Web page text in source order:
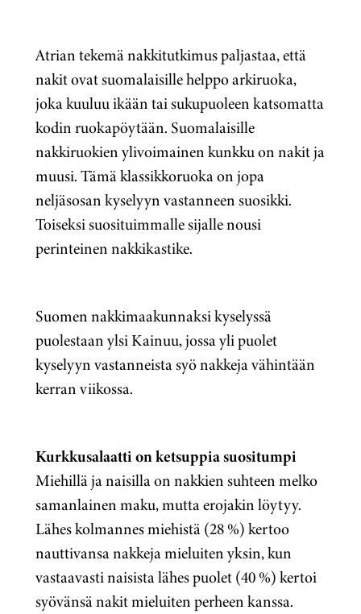
Atrian tekemä nakkitutkimus paljastaa, että
nakit ovat suomalaisille helppo arkiruoka,
joka kuuluu ikään tai sukupuoleen katsomatta
kodin ruokapöytään. Suomalaisille
nakkiruokien ylivoimainen kunkku on nakit ja
muusi. Tämä klassikkoruoka on jopa
neljäsosan kyselyyn vastanneen suosikki.
Toiseksi suosituimmalle sijalle nousi
perinteinen nakkikastike.
Suomen nakkimaakunnaksi kyselyssä
puolestaan ylsi Kainuu, jossa yli puolet
kyselyyn vastanneista syö nakkeja vähintään
kerran viikossa.
Kurkkusalaatti on ketsuppia suositumpi
Miehillä ja naisilla on nakkien suhteen melko
samanlainen maku, mutta erojakin löytyy.
Lähes kolmannes miehistä (28 %) kertoo
nauttivansa nakkeja mieluiten yksin, kun
vastaavasti naisista lähes puolet (40 %) kertoi
syövänsä nakit mieluiten perheen kanssa.